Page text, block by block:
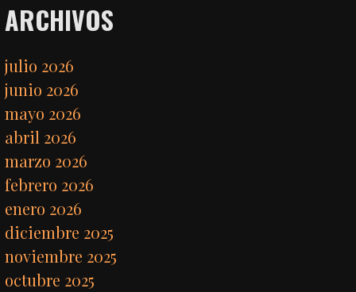
ARCHIVOS
julio 2026
junio 2026
mayo 2026
abril 2026
marzo 2026
febrero 2026
enero 2026
diciembre 2025
noviembre 2025
octubre 2025